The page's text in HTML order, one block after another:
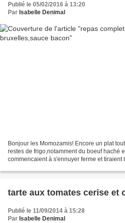
Publié le 05/02/2016 à 13:20
Par Isabelle Denimal
Bonjour les Momozamis! Encore un plat
restes de frigo,notamment du boeuf haché
commencaient à s'ennuyer ferme et
tarte aux tomates cerise et
Publié le 11/09/2014 à 15:28
Par Isabelle Denimal